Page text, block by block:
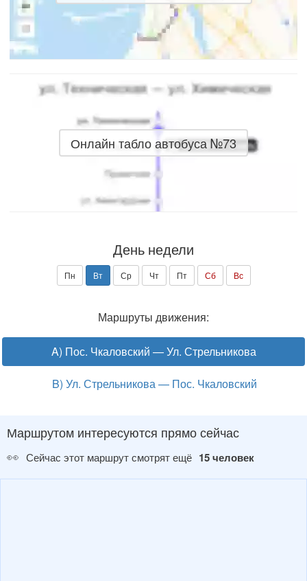
Онлайн табло автобуса №73
День недели
Пн Вт Ср Чт Пт Сб Вс
Маршруты движения:
A) Пос. Чкаловский — Ул. Стрельникова
B) Ул. Стрельникова — Пос. Чкаловский
Маршрутом интересуются прямо сейчас
👀 Сейчас этот маршрут смотрят ещё 15 человек